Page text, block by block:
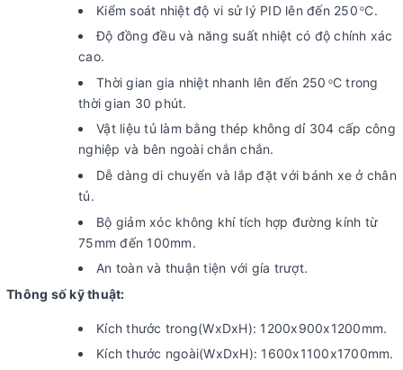
Kiểm soát nhiệt độ vi sử lý PID lên đến 250 oC.
Độ đồng đều và năng suất nhiệt có độ chính xác
cao.
Thời gian gia nhiệt nhanh lên đến 250 oC trong
thời gian 30 phút.
Vật liệu tủ làm bằng thép không dỉ 304 cấp công
nghiệp và bên ngoài chắn chắn.
Dễ dàng di chuyển và lắp đặt với bánh xe ở chân
tủ.
Bộ giảm xóc không khí tích hợp đường kính từ
75mm đến 100mm.
An toàn và thuận tiện với gía trượt.
Thông số kỹ thuật:
Kích thước trong(WxDxH): 1200x900x1200mm.
Kích thước ngoài(WxDxH): 1600x1100x1700mm.